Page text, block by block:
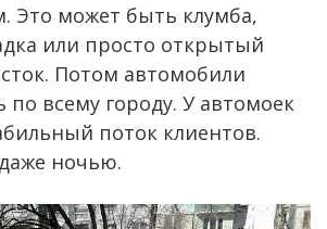
Это может быть клумба,
или просто открытый
Потом автомобили
по всему городу. У автомоек
поток клиентов.
ночью.